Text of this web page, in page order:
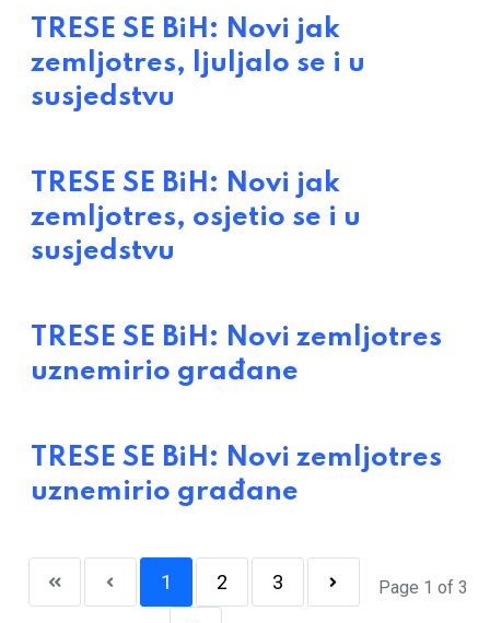
TRESE SE BiH: Novi jak
zemljotres, ljuljalo se i u
susjedstvu
TRESE SE BiH: Novi jak
zemljotres, osjetio se i u
susjedstvu
TRESE SE BiH: Novi zemljotres
uznemirio građane
TRESE SE BiH: Novi zemljotres
uznemirio građane
Page 1 of 3
1 2 3